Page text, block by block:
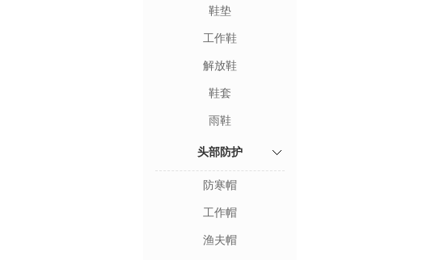
鞋垫
工作鞋
解放鞋
鞋套
雨鞋
头部防护
防寒帽
工作帽
渔夫帽